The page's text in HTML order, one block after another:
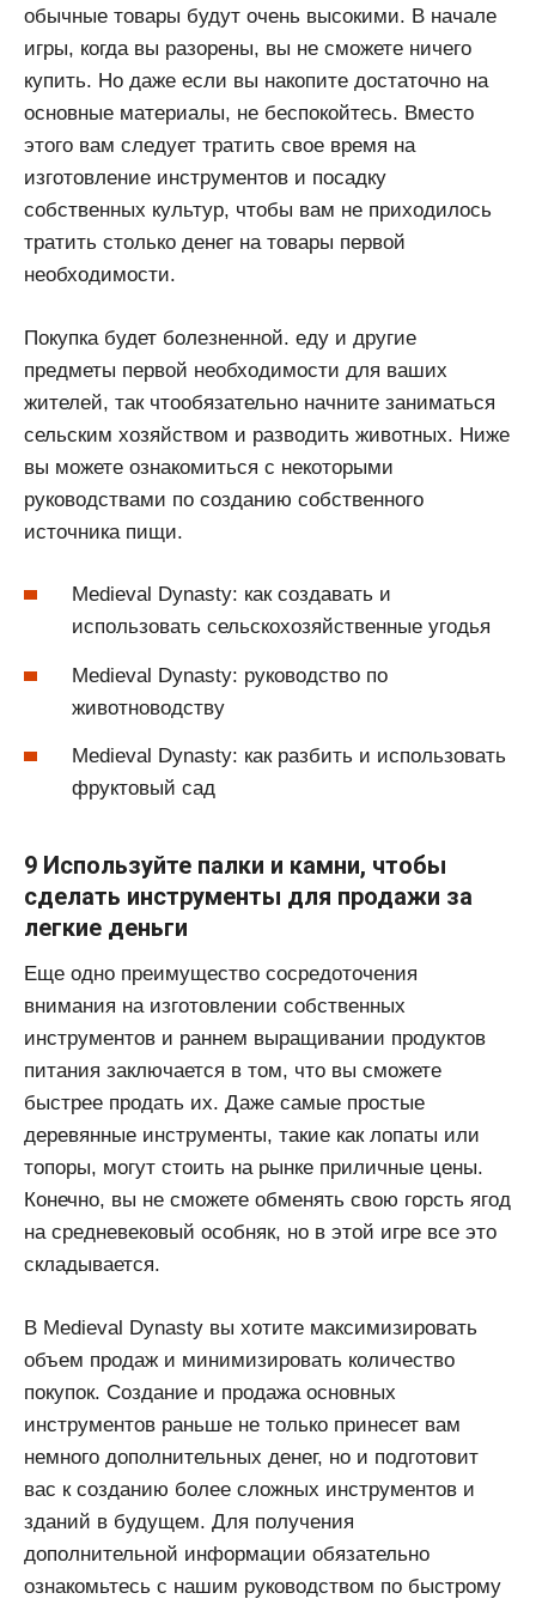
обычные товары будут очень высокими. В начале
игры, когда вы разорены, вы не сможете ничего
купить. Но даже если вы накопите достаточно на
основные материалы, не беспокойтесь. Вместо
этого вам следует тратить свое время на
изготовление инструментов и посадку
собственных культур, чтобы вам не приходилось
тратить столько денег на товары первой
необходимости.
Покупка будет болезненной. еду и другие
предметы первой необходимости для ваших
жителей, так чтообязательно начните заниматься
сельским хозяйством и разводить животных. Ниже
вы можете ознакомиться с некоторыми
руководствами по созданию собственного
источника пищи.
Medieval Dynasty: как создавать и
использовать сельскохозяйственные угодья
Medieval Dynasty: руководство по
животноводству
Medieval Dynasty: как разбить и использовать
фруктовый сад
9 Используйте палки и камни, чтобы
сделать инструменты для продажи за
легкие деньги
Еще одно преимущество сосредоточения
внимания на изготовлении собственных
инструментов и раннем выращивании продуктов
питания заключается в том, что вы сможете
быстрее продать их. Даже самые простые
деревянные инструменты, такие как лопаты или
топоры, могут стоить на рынке приличные цены.
Конечно, вы не сможете обменять свою горсть ягод
на средневековый особняк, но в этой игре все это
складывается.
В Medieval Dynasty вы хотите максимизировать
объем продаж и минимизировать количество
покупок. Создание и продажа основных
инструментов раньше не только принесет вам
немного дополнительных денег, но и подготовит
вас к созданию более сложных инструментов и
зданий в будущем. Для получения
дополнительной информации обязательно
ознакомьтесь с нашим руководством по быстрому